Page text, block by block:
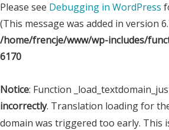
Please see Debugging in WordPress
(This message was added in version
/home/frencje/www/wp-includes/
6170
Notice: Function
incorrectly. Translation loading for
domain was triggered too early. This